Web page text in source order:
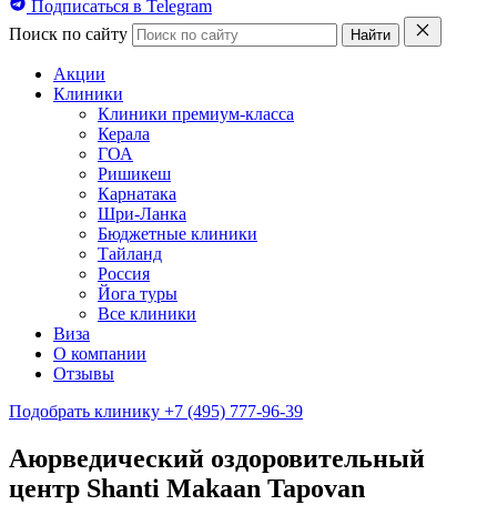
Подписаться в Telegram
Поиск по сайту
Найти
Акции
Клиники
Клиники премиум-класса
Керала
ГОА
Ришикеш
Карнатака
Шри-Ланка
Бюджетные клиники
Тайланд
Россия
Йога туры
Все клиники
Виза
О компании
Отзывы
Подобрать клинику +7 (495) 777-96-39
Аюрведический оздоровительный
центр Shanti Makaan Tapovan